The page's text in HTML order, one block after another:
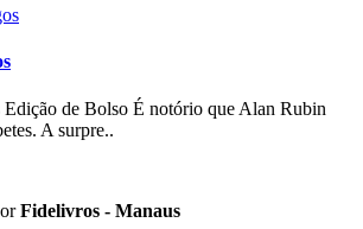
Edição de Bolso É notório que Alan Rubin
A surpre..
Fidelivros - Manaus